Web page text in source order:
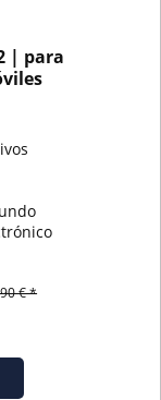
| para
€ *